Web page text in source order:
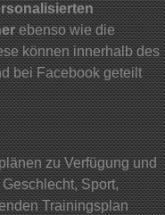
ebenso wie die
können innerhalb des
bei Facebook geteilt
zu Verfügung und
Sport,
Trainingsplan